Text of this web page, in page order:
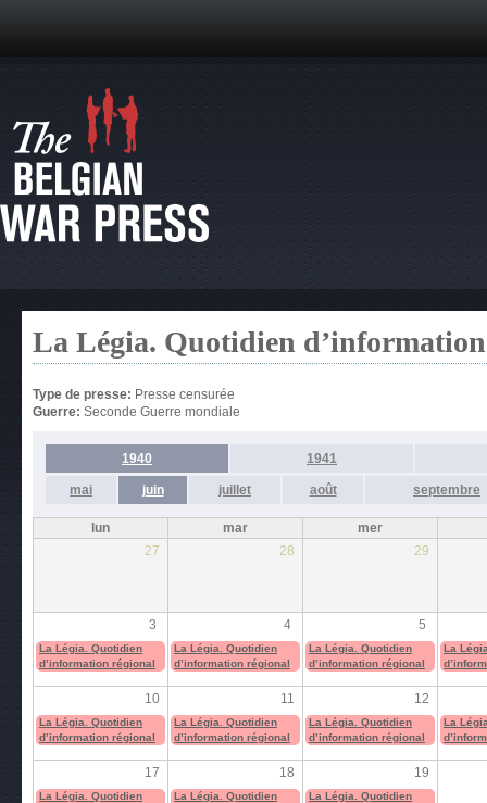
La Légia. Quotidien
Type de presse: Presse censurée
Guerre: Seconde Guerre mondiale
1940 1941
mai juin juillet août septembre
lun mar
mer
27
28 29
3 4 5
La Légia. Quotidien
d’information régional
La Légia. Quotidien
d’information régional
La Légia. Quotidien
d’information régional
La
10 11 12
La Légia. Quotidien
d’information régional
La Légia. Quotidien
d’information régional
La Légia. Quotidien
d’information régional
La
17 18 19
La Légia. Quotidien
La Légia. Quotidien
La Légia. Quotidien